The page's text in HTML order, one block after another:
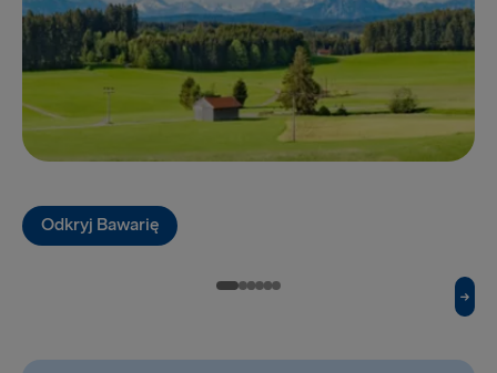
Göteborg → Frederikshavn
Lipawa → Travemünde
Frederikshavn → Göteborg
Travemünde → Lipawa
DO WIELKIEJ BRYTANII I IRLANDII
Fishguard → Rosslare
Odkryj Bawarię